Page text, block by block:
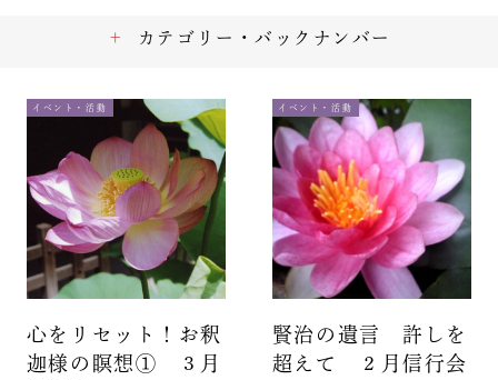
イベント・活動
心をリセット！お釈
迦様の瞑想① ３月
イベント・活動
賢治の遺言 許しを
超えて ２月信行会
カテゴリー・バックナンバー